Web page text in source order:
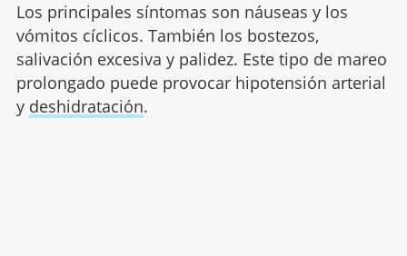
Los principales síntomas son náuseas y los
vómitos cíclicos. También los bostezos,
salivación excesiva y palidez. Este tipo de mareo
prolongado puede provocar hipotensión arterial
y deshidratación.